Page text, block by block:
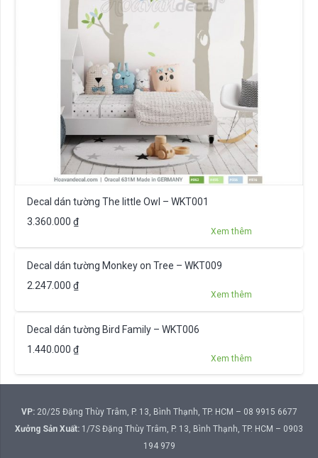
Decal dán tường The little Owl – WKT001
3.360.000 ₫
Xem thêm
Decal dán tường Monkey on Tree – WKT009
2.247.000 ₫
Xem thêm
Decal dán tường Bird Family – WKT006
1.440.000 ₫
Xem thêm
VP:20/25 Đặng Thùy Trâm, P. 13, Bình Thạnh, TP. HCM – 08 9915 6677
Xưởng Sản Xuất: 1/7S Đặng Thùy Trâm, P. 13, Bình Thạnh, TP. HCM – 0903
194 979